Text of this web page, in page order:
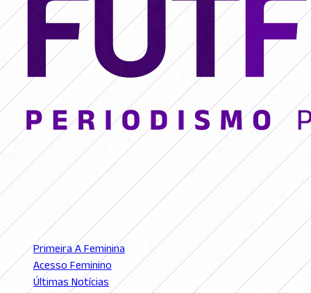
© 2026 FutFemGol. Todos los derechos reservados.
LIGAS
Primeira A Feminina
Acesso Feminino
Últimas Notícias